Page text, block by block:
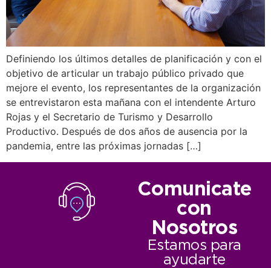
Definiendo los últimos detalles de planificación y con el
objetivo de articular un trabajo público privado que
mejore el evento, los representantes de la organización
se entrevistaron esta mañana con el intendente Arturo
Rojas y el Secretario de Turismo y Desarrollo
Productivo. Después de dos años de ausencia por la
pandemia, entre las próximas jornadas […]
Comunicate
con
Nosotros
Estamos para
ayudarte